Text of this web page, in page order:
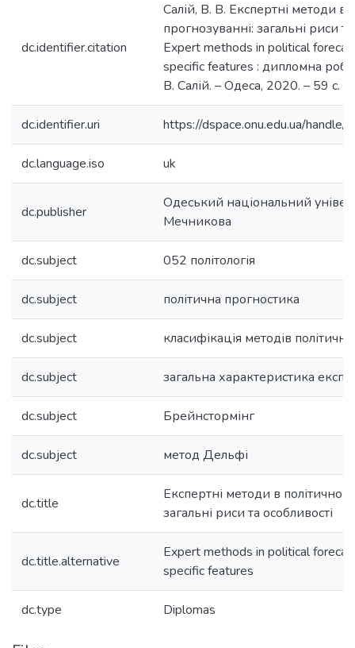
dc.identifier.citation
Салій, В. В. Експертні методи в
прогнозуванні: загальні риси
Expert methods in political
specific features : дипломна
В. Салій. – Одеса, 2020. – 59 с.
dc.identifier.uri https://dspace.onu.edu.ua/
dc.language.iso uk
dc.publisher
Одеський національний
Мечникова
dc.subject 052 політологія
dc.subject політична прогностика
dc.subject класифікація методів
dc.subject загальна характеристика
dc.subject Брейнстормінг
dc.subject метод Дельфі
dc.title
Експертні методи в
загальні риси та особливості
dc.title.alternative
Expert methods in political
specific features
dc.type Diplomas